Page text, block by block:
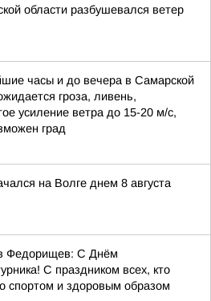
области разбушевался ветер
часы и до вечера в Самарской
гроза, ливень,
усиление ветра до 15-20 м/с,
град
на Волге днем 8 августа
Федорищев: С Днём
С праздником всех, кто
спортом и здоровым образом